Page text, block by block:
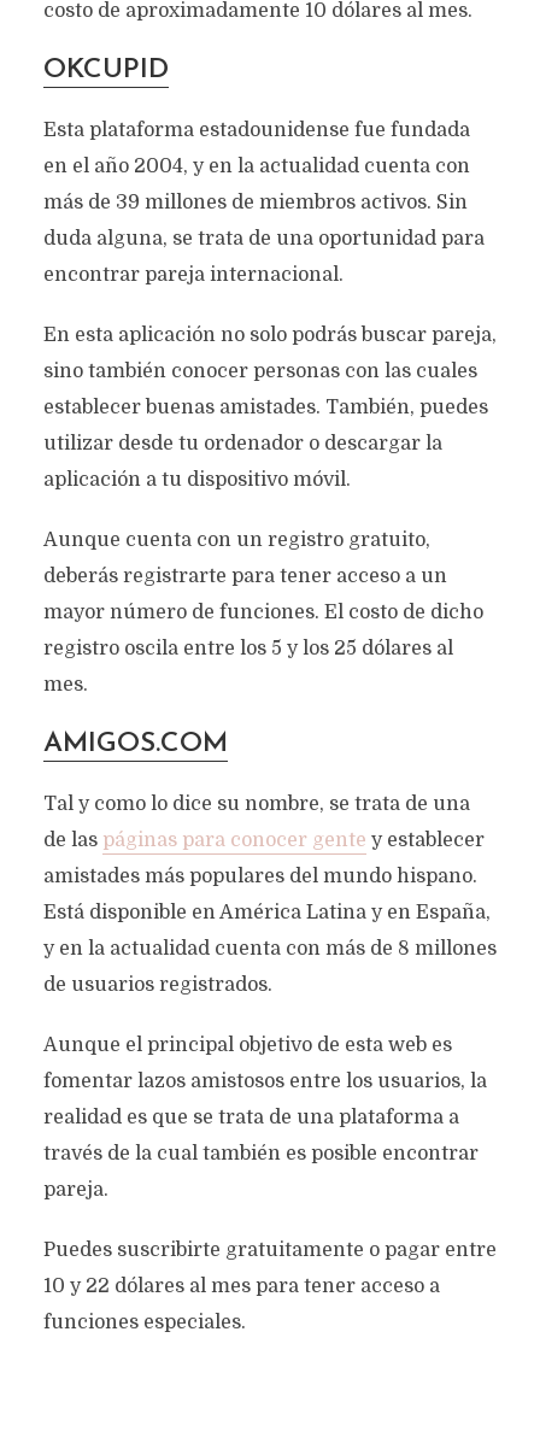
costo de aproximadamente 10 dólares al mes.
OKCUPID
Esta plataforma estadounidense fue fundada
en el año 2004, y en la actualidad cuenta con
más de 39 millones de miembros activos. Sin
duda alguna, se trata de una oportunidad para
encontrar pareja internacional.
En esta aplicación no solo podrás buscar pareja,
sino también conocer personas con las cuales
establecer buenas amistades. También, puedes
utilizar desde tu ordenador o descargar la
aplicación a tu dispositivo móvil.
Aunque cuenta con un registro gratuito,
deberás registrarte para tener acceso a un
mayor número de funciones. El costo de dicho
registro oscila entre los 5 y los 25 dólares al
mes.
AMIGOS.COM
Tal y como lo dice su nombre, se trata de una
de las páginas para conocer gente y establecer
amistades más populares del mundo hispano.
Está disponible en América Latina y en España,
y en la actualidad cuenta con más de 8 millones
de usuarios registrados.
Aunque el principal objetivo de esta web es
fomentar lazos amistosos entre los usuarios, la
realidad es que se trata de una plataforma a
través de la cual también es posible encontrar
pareja.
Puedes suscribirte gratuitamente o pagar entre
10 y 22 dólares al mes para tener acceso a
funciones especiales.